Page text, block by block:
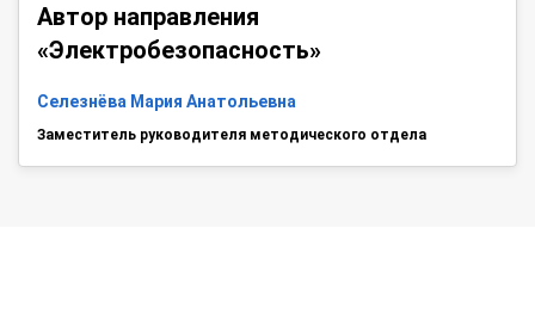
Автор направления
«Электробезопасность»
Селезнёва Мария Анатольевна
Заместитель руководителя методического отдела